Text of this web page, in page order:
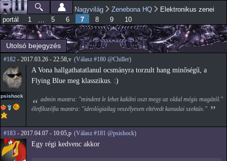
Ugrás a
tartalomra
Főmenü
Jelenlegi hely
Nagyvilág Zenebona HQ
Elektronikus zenei
portál
1 … 5 6 7 8 9 10
Utolsó bejegyzés
#182 - 2017.03.26 - 22:58,v (Válasz #180 @Chiller)
psishock
A Vona hallgathatatlanul ocsmányra torzult hang minőségű, a
Flying Blue meg klasszikus. :)
admin mantra: "mindent le lehet kakilni oszt megy az oldal mégis magától."
életfilozófia mantra: "ideológiailag veszélyesen eltévedt kanadai szektás."
#183 - 2017.04.07 - 10:05,p (Válasz #181 @psishock)
Egy régi kedvenc akkor